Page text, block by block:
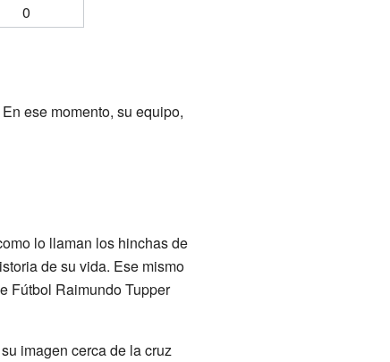
0
ese momento, su equipo,
lo llaman los hinchas de
de su vida. Ese mismo
Fútbol Raimundo Tupper
imagen cerca de la cruz